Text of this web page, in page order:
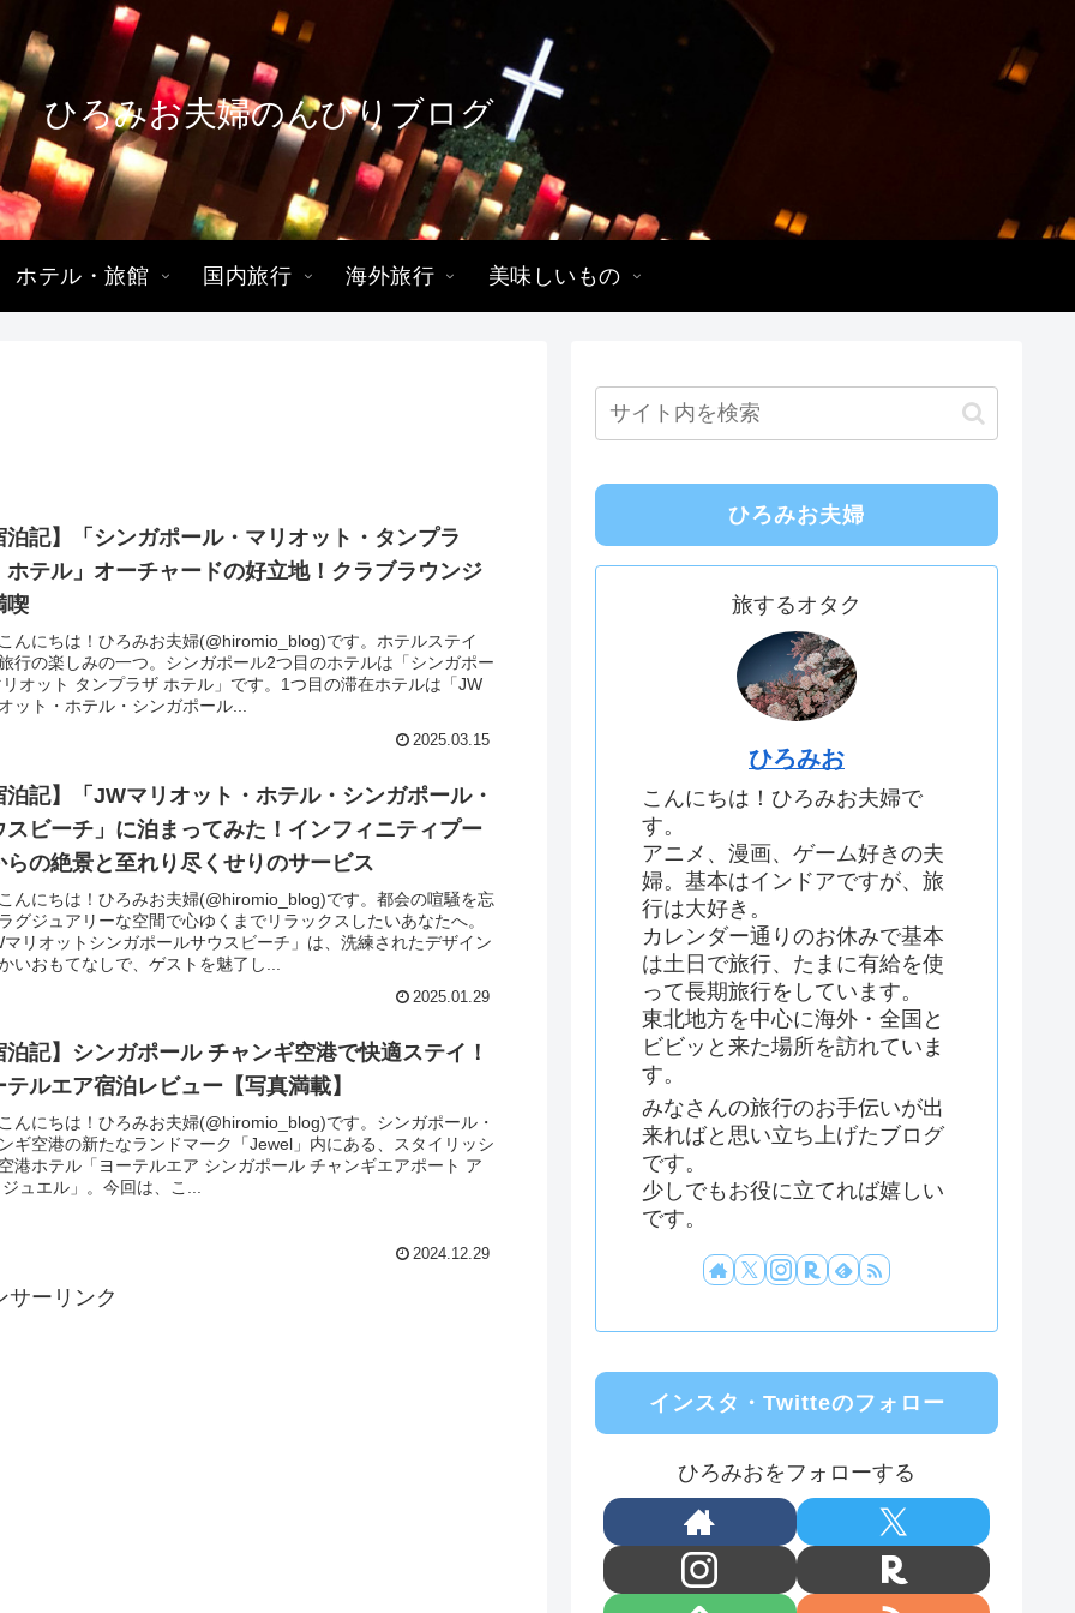
ひろみお夫婦のんびりブログ
ホテル・旅館 国内旅行 海外旅行 美味しいもの
泊記】「シンガポール・マリオット・タンプラ
ホテル」オーチャードの好立地！クラブラウンジ
喫
んにちは！ひろみお夫婦(@hiromio_blog)です。ホテルステイ
行の楽しみの一つ。シンガポール2つ目のホテルは「シンガポー
オット タンプラザ ホテル」です。1つ目の滞在ホテルは「JW
ット・ホテル・シンガポール...
2025.03.15
泊記】「JWマリオット・ホテル・シンガポール・
スビーチ」に泊まってみた！インフィニティプー
らの絶景と至れり尽くせりのサービス
んにちは！ひろみお夫婦(@hiromio_blog)です。都会の喧騒を忘
グジュアリーな空間で心ゆくまでリラックスしたいあなたへ。
マリオットシンガポールサウスビーチ」は、洗練されたデザイン
いおもてなしで、ゲストを魅了し...
2025.01.29
泊記】シンガポール チャンギ空港で快適ステイ！
テルエア宿泊レビュー【写真満載】
んにちは！ひろみお夫婦(@hiromio_blog)です。シンガポール・
ギ空港の新たなランドマーク「Jewel」内にある、スタイリッシ
港ホテル「ヨーテルエア シンガポール チャンギエアポート ア
ュエル」。今回は、こ...
2024.12.29
サーリンク
ひろみお夫婦
旅するオタク
ひろみお
こんにちは！ひろみお夫婦で
す。
アニメ、漫画、ゲーム好きの夫
婦。基本はインドアですが、旅
行は大好き。
カレンダー通りのお休みで基本
は土日で旅行、たまに有給を使
って長期旅行をしています。
東北地方を中心に海外・全国と
ビビッと来た場所を訪れていま
す。
みなさんの旅行のお手伝いが出
来ればと思い立ち上げたブログ
です。
少しでもお役に立てれば嬉しい
です。
インスタ・Twitteのフォロー
ひろみおをフォローする